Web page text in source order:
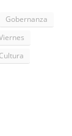
Gobernanza
Cultura